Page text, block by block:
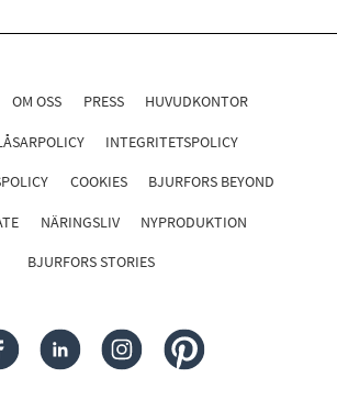
OM OSS PRESS HUVUDKONTOR
INTEGRITETSPOLICY
COOKIES BJURFORS BEYOND
NÄRINGSLIV NYPRODUKTION
BJURFORS STORIES